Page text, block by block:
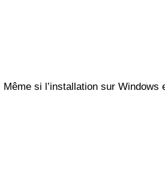
si l’installation sur Windows